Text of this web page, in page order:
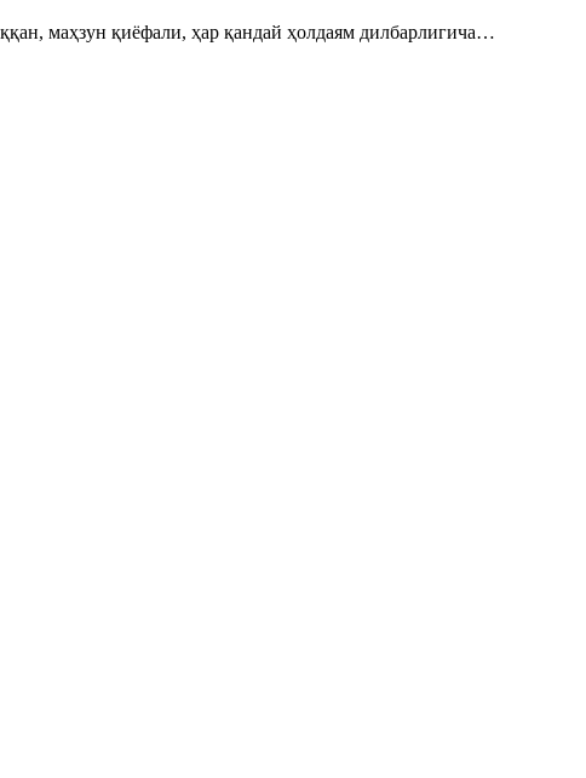
маҳзун қиёфали, ҳар қандай ҳолдаям дилбарлигича…